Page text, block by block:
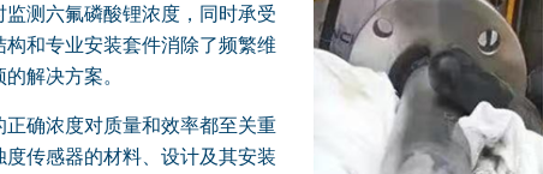
测六氟磷酸锂浓度，同时承受
和专业安装套件消除了频繁维
解决方案。
确浓度对质量和效率都至关重
传感器的材料、设计及其安装